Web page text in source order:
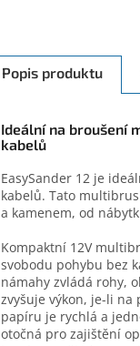
Popis produktu
Ideální na broušení
kabelů
EasySander 12 je
kabelů. Tato
a kamenem, od
Kompaktní 12V
svobodu pohybu bez
námahy zvládá rohy,
zvyšuje výkon, je-li na
papíru je rychlá a
otočná pro zajištění